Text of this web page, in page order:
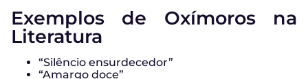
Exemplos de Oxímoros na
Literatura
“Silêncio ensurdecedor”
“Amargo doce”